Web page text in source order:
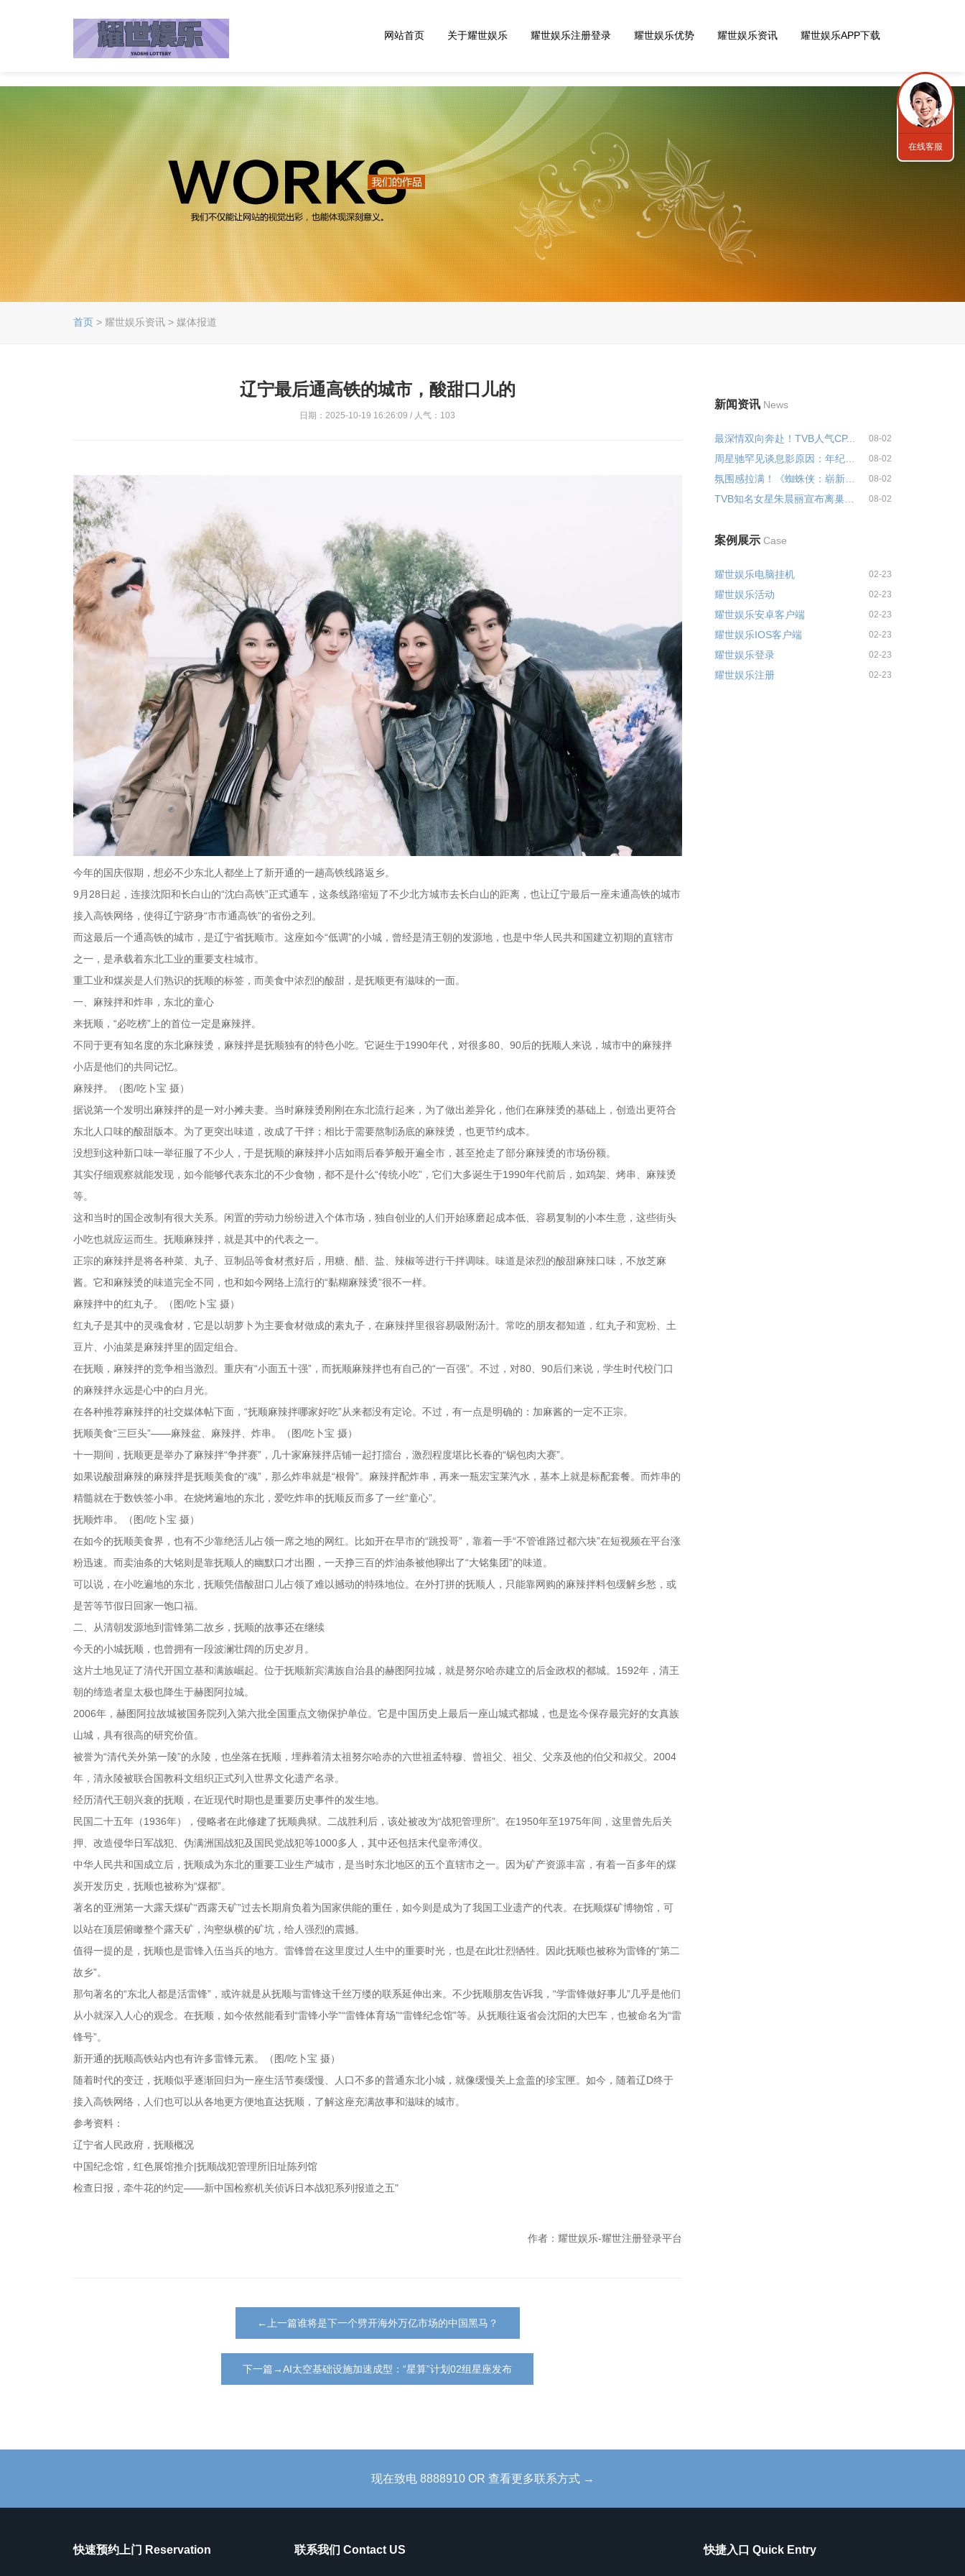
网站首页 关于耀世娱乐 耀世娱乐注册登录 耀世娱乐优势 耀世娱乐资讯 耀世娱乐APP下载
首页 > 耀世娱乐资讯 > 媒体报道
辽宁最后通高铁的城市，酸甜口儿的
日期：2025-10-19 16:26:09 / 人气：103
今年的国庆假期，想必不少东北人都坐上了新开通的一趟高铁线路返乡。
9月28日起，连接沈阳和长白山的“沈白高铁”正式通车，这条线路缩短了不少北方城市去长白山的距离，也让辽宁最后一座未通高铁的城市
接入高铁网络，使得辽宁跻身“市市通高铁”的省份之列。
而这最后一个通高铁的城市，是辽宁省抚顺市。这座如今“低调”的小城，曾经是清王朝的发源地，也是中华人民共和国建立初期的直辖市
之一，是承载着东北工业的重要支柱城市。
重工业和煤炭是人们熟识的抚顺的标签，而美食中浓烈的酸甜，是抚顺更有滋味的一面。
一、麻辣拌和炸串，东北的童心
来抚顺，“必吃榜”上的首位一定是麻辣拌。
不同于更有知名度的东北麻辣烫，麻辣拌是抚顺独有的特色小吃。它诞生于1990年代，对很多80、90后的抚顺人来说，城市中的麻辣拌
小店是他们的共同记忆。
麻辣拌。（图/吃卜宝 摄）
据说第一个发明出麻辣拌的是一对小摊夫妻。当时麻辣烫刚刚在东北流行起来，为了做出差异化，他们在麻辣烫的基础上，创造出更符合
东北人口味的酸甜版本。为了更突出味道，改成了干拌；相比于需要熬制汤底的麻辣烫，也更节约成本。
没想到这种新口味一举征服了不少人，于是抚顺的麻辣拌小店如雨后春笋般开遍全市，甚至抢走了部分麻辣烫的市场份额。
其实仔细观察就能发现，如今能够代表东北的不少食物，都不是什么“传统小吃”，它们大多诞生于1990年代前后，如鸡架、烤串、麻辣烫
等。
这和当时的国企改制有很大关系。闲置的劳动力纷纷进入个体市场，独自创业的人们开始琢磨起成本低、容易复制的小本生意，这些街头
小吃也就应运而生。抚顺麻辣拌，就是其中的代表之一。
正宗的麻辣拌是将各种菜、丸子、豆制品等食材煮好后，用糖、醋、盐、辣椒等进行干拌调味。味道是浓烈的酸甜麻辣口味，不放芝麻
酱。它和麻辣烫的味道完全不同，也和如今网络上流行的“黏糊麻辣烫”很不一样。
麻辣拌中的红丸子。（图/吃卜宝 摄）
红丸子是其中的灵魂食材，它是以胡萝卜为主要食材做成的素丸子，在麻辣拌里很容易吸附汤汁。常吃的朋友都知道，红丸子和宽粉、土
豆片、小油菜是麻辣拌里的固定组合。
在抚顺，麻辣拌的竞争相当激烈。重庆有“小面五十强”，而抚顺麻辣拌也有自己的“一百强”。不过，对80、90后们来说，学生时代校门口
的麻辣拌永远是心中的白月光。
在各种推荐麻辣拌的社交媒体帖下面，“抚顺麻辣拌哪家好吃”从来都没有定论。不过，有一点是明确的：加麻酱的一定不正宗。
抚顺美食“三巨头”——麻辣盆、麻辣拌、炸串。（图/吃卜宝 摄）
十一期间，抚顺更是举办了麻辣拌“争拌赛”，几十家麻辣拌店铺一起打擂台，激烈程度堪比长春的“锅包肉大赛”。
如果说酸甜麻辣的麻辣拌是抚顺美食的“魂”，那么炸串就是“根骨”。麻辣拌配炸串，再来一瓶宏宝莱汽水，基本上就是标配套餐。而炸串的
精髓就在于数铁签小串。在烧烤遍地的东北，爱吃炸串的抚顺反而多了一丝“童心”。
抚顺炸串。（图/吃卜宝 摄）
在如今的抚顺美食界，也有不少靠绝活儿占领一席之地的网红。比如开在早市的“跳投哥”，靠着一手“不管谁路过都六块”在短视频在平台涨
粉迅速。而卖油条的大铭则是靠抚顺人的幽默口才出圈，一天挣三百的炸油条被他聊出了“大铭集团”的味道。
可以说，在小吃遍地的东北，抚顺凭借酸甜口儿占领了难以撼动的特殊地位。在外打拼的抚顺人，只能靠网购的麻辣拌料包缓解乡愁，或
是苦等节假日回家一饱口福。
二、从清朝发源地到雷锋第二故乡，抚顺的故事还在继续
今天的小城抚顺，也曾拥有一段波澜壮阔的历史岁月。
这片土地见证了清代开国立基和满族崛起。位于抚顺新宾满族自治县的赫图阿拉城，就是努尔哈赤建立的后金政权的都城。1592年，清王
朝的缔造者皇太极也降生于赫图阿拉城。
2006年，赫图阿拉故城被国务院列入第六批全国重点文物保护单位。它是中国历史上最后一座山城式都城，也是迄今保存最完好的女真族
山城，具有很高的研究价值。
被誉为“清代关外第一陵”的永陵，也坐落在抚顺，埋葬着清太祖努尔哈赤的六世祖孟特穆、曾祖父、祖父、父亲及他的伯父和叔父。2004
年，清永陵被联合国教科文组织正式列入世界文化遗产名录。
经历清代王朝兴衰的抚顺，在近现代时期也是重要历史事件的发生地。
民国二十五年（1936年），侵略者在此修建了抚顺典狱。二战胜利后，该处被改为“战犯管理所”。在1950年至1975年间，这里曾先后关
押、改造侵华日军战犯、伪满洲国战犯及国民党战犯等1000多人，其中还包括末代皇帝溥仪。
中华人民共和国成立后，抚顺成为东北的重要工业生产城市，是当时东北地区的五个直辖市之一。因为矿产资源丰富，有着一百多年的煤
炭开发历史，抚顺也被称为“煤都”。
著名的亚洲第一大露天煤矿“西露天矿”过去长期肩负着为国家供能的重任，如今则是成为了我国工业遗产的代表。在抚顺煤矿博物馆，可
以站在顶层俯瞰整个露天矿，沟壑纵横的矿坑，给人强烈的震撼。
值得一提的是，抚顺也是雷锋入伍当兵的地方。雷锋曾在这里度过人生中的重要时光，也是在此壮烈牺牲。因此抚顺也被称为雷锋的“第二
故乡”。
那句著名的“东北人都是活雷锋”，或许就是从抚顺与雷锋这千丝万缕的联系延伸出来。不少抚顺朋友告诉我，“学雷锋做好事儿”几乎是他们
从小就深入人心的观念。在抚顺，如今依然能看到“雷锋小学”“雷锋体育场”“雷锋纪念馆”等。从抚顺往返省会沈阳的大巴车，也被命名为“雷
锋号”。
新开通的抚顺高铁站内也有许多雷锋元素。（图/吃卜宝 摄）
随着时代的变迁，抚顺似乎逐渐回归为一座生活节奏缓慢、人口不多的普通东北小城，就像缓慢关上盒盖的珍宝匣。如今，随着辽D终于
接入高铁网络，人们也可以从各地更方便地直达抚顺，了解这座充满故事和滋味的城市。
参考资料：
辽宁省人民政府，抚顺概况
中国纪念馆，红色展馆推介|抚顺战犯管理所旧址陈列馆
检查日报，牵牛花的约定——新中国检察机关侦诉日本战犯系列报道之五"
作者：耀世娱乐-耀世注册登录平台
←上一篇谁将是下一个劈开海外万亿市场的中国黑马？
下一篇→AI太空基础设施加速成型：“星算”计划02组星座发布
新闻资讯 News
最深情双向奔赴！TVB人气CP... 08-02
周星驰罕见谈息影原因：年纪大体... 08-02
氛围感拉满！《蜘蛛侠：崭新之日... 08-02
TVB知名女星朱晨丽宣布离巢，... 08-02
案例展示 Case
耀世娱乐电脑挂机 02-23
耀世娱乐活动 02-23
耀世娱乐安卓客户端 02-23
耀世娱乐IOS客户端 02-23
耀世娱乐登录 02-23
耀世娱乐注册 02-23
现在致电 8888910 OR 查看更多联系方式 →
快速预约上门 Reservation 联系我们 Contact US 快捷入口 Quick Entry
在线客服